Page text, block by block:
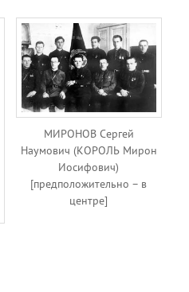
МИРОНОВ Сергей
Наумович (КОРОЛЬ Мирон
Иосифович)
[предположительно – в
центре]